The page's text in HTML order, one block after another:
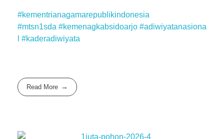
#kementrianagamarepublikindonesia
#mtsn1sda #kemenagkabsidoarjo #adiwiyatanasiona
#kaderadiwiyata
Read More